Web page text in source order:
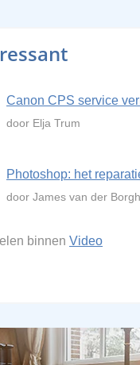
Canon CPS service
door Elja Trum
Photoshop: het
door James van der
binnen Video